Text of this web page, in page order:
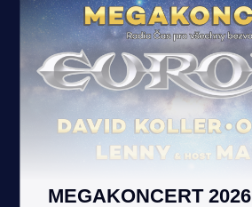
MEGAKONCERT 2026